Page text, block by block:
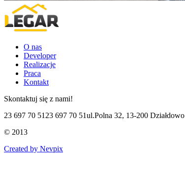
O nas
Developer
Realizacje
Praca
Kontakt
Skontaktuj się z nami!
23 697 70 51 23 697 70 51ul.Polna 32, 13-200 Działdowo
© 2013
Created by Nevpix